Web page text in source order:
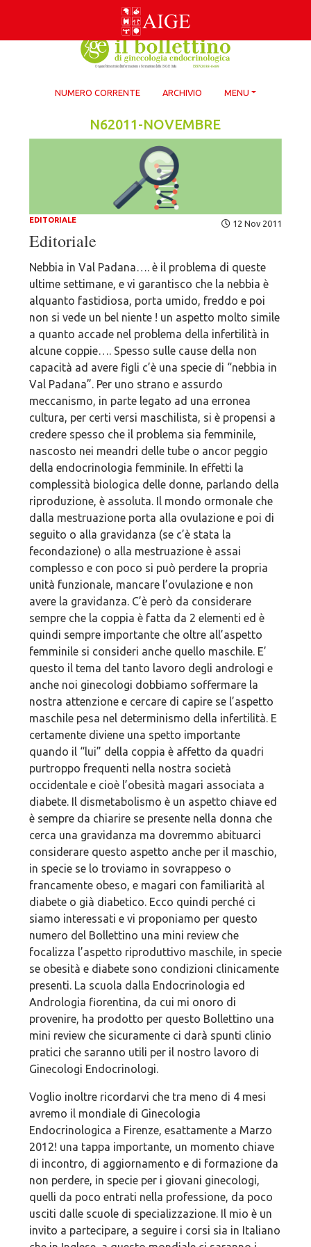
NUMERO CORRENTE ARCHIVIO MENU
N62011-NOVEMBRE
EDITORIALE 12 Nov 2011
Editoriale
Nebbia in Val Padana…. è il problema di queste
ultime settimane, e vi garantisco che la nebbia è
alquanto fastidiosa, porta umido, freddo e poi
non si vede un bel niente ! un aspetto molto simile
a quanto accade nel problema della infertilità in
alcune coppie…. Spesso sulle cause della non
capacità ad avere figli c’è una specie di “nebbia in
Val Padana”. Per uno strano e assurdo
meccanismo, in parte legato ad una erronea
cultura, per certi versi maschilista, si è propensi a
credere spesso che il problema sia femminile,
nascosto nei meandri delle tube o ancor peggio
della endocrinologia femminile. In effetti la
complessità biologica delle donne, parlando della
riproduzione, è assoluta. Il mondo ormonale che
dalla mestruazione porta alla ovulazione e poi di
seguito o alla gravidanza (se c’è stata la
fecondazione) o alla mestruazione è assai
complesso e con poco si può perdere la propria
unità funzionale, mancare l’ovulazione e non
avere la gravidanza. C’è però da considerare
sempre che la coppia è fatta da 2 elementi ed è
quindi sempre importante che oltre all’aspetto
femminile si consideri anche quello maschile. E’
questo il tema del tanto lavoro degli andrologi e
anche noi ginecologi dobbiamo soffermare la
nostra attenzione e cercare di capire se l’aspetto
maschile pesa nel determinismo della infertilità. E
certamente diviene una spetto importante
quando il “lui” della coppia è affetto da quadri
purtroppo frequenti nella nostra società
occidentale e cioè l’obesità magari associata a
diabete. Il dismetabolismo è un aspetto chiave ed
è sempre da chiarire se presente nella donna che
cerca una gravidanza ma dovremmo abituarci
considerare questo aspetto anche per il maschio,
in specie se lo troviamo in sovrappeso o
francamente obeso, e magari con familiarità al
diabete o già diabetico. Ecco quindi perché ci
siamo interessati e vi proponiamo per questo
numero del Bollettino una mini review che
focalizza l’aspetto riproduttivo maschile, in specie
se obesità e diabete sono condizioni clinicamente
presenti. La scuola dalla Endocrinologia ed
Andrologia fiorentina, da cui mi onoro di
provenire, ha prodotto per questo Bollettino una
mini review che sicuramente ci darà spunti clinio
pratici che saranno utili per il nostro lavoro di
Ginecologi Endocrinologi.
Voglio inoltre ricordarvi che tra meno di 4 mesi
avremo il mondiale di Ginecologia
Endocrinologica a Firenze, esattamente a Marzo
2012! una tappa importante, un momento chiave
di incontro, di aggiornamento e di formazione da
non perdere, in specie per i giovani ginecologi,
quelli da poco entrati nella professione, da poco
usciti dalle scuole di specializzazione. Il mio è un
invito a partecipare, a seguire i corsi sia in Italiano